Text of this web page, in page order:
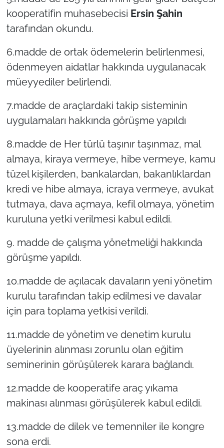
kooperatifin muhasebecisi Ersin Şahin
tarafından okundu.
6.madde de ortak ödemelerin belirlenmesi,
ödenmeyen aidatlar hakkında uygulanacak
müeyyediler belirlendi.
7.madde de araçlardaki takip sisteminin
uygulamaları hakkında görüşme yapıldı
8.madde de Her türlü taşınır taşınmaz, mal
almaya, kiraya vermeye, hibe vermeye, kamu
tüzel kişilerden, bankalardan, bakanlıklardan
kredi ve hibe almaya, icraya vermeye, avukat
tutmaya, dava açmaya, kefil olmaya, yönetim
kuruluna yetki verilmesi kabul edildi.
9. madde de çalışma yönetmeliği hakkında
görüşme yapıldı.
1o.madde de açılacak davaların yeni yönetim
kurulu tarafından takip edilmesi ve davalar
için para toplama yetkisi verildi.
11.madde de yönetim ve denetim kurulu
üyelerinin alınması zorunlu olan eğitim
seminerinin görüşülerek karara bağlandı.
12.madde de kooperatife araç yıkama
makinası alınması görüşülerek kabul edildi.
13.madde de dilek ve temenniler ile kongre
sona erdi.